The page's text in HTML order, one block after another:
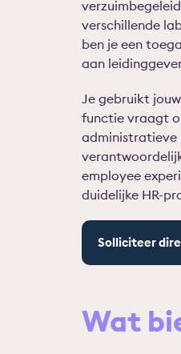
verschillende
ben je een
aan
Je gebruikt
functie vraagt
administratieve
employee
duidelijke HR-
Solliciteer
Wat